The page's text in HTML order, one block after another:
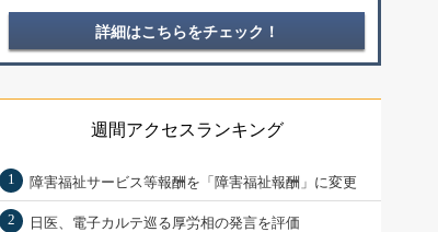
詳細はこちらをチェック！
週間アクセスランキング
1 障害福祉サービス等報酬を「障害福祉報酬」に変更
2 日医、電子カルテ巡る厚労相の発言を評価